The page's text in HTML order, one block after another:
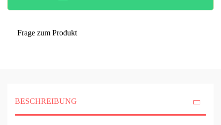
Frage zum Produkt
BESCHREIBUNG